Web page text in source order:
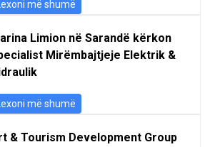
Lexoni më shumë
Limion në Sarandë kërkon
Mirëmbajtjeje Elektrik &
Lexoni më shumë
& Tourism Development Group